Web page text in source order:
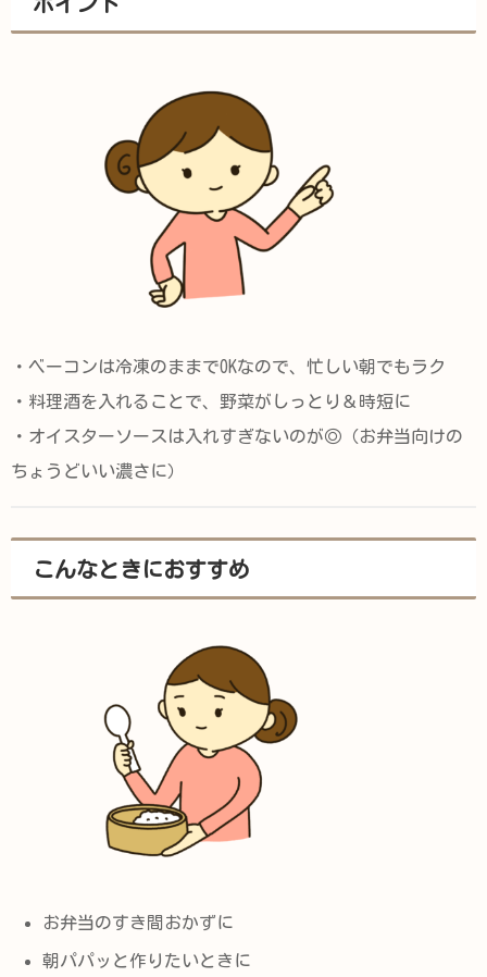
・ベーコンは冷凍のままでOKなので、忙しい朝でもラク
・料理酒を入れることで、野菜がしっとり＆時短に
・オイスターソースは入れすぎないのが◎（お弁当向けの
ちょうどいい濃さに）
こんなときにおすすめ
お弁当のすき間おかずに
朝パパッと作りたいときに